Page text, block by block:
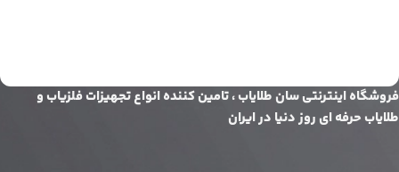
فروشگاه اینترنتی سان طلایاب ، تامین کننده انواع تجهیزات فلزیاب و
طلایاب حرفه ای روز دنیا در ایران